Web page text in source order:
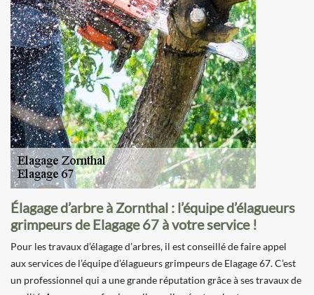
Élagage d’arbre à Zornthal : l’équipe d’élagueurs
grimpeurs de Elagage 67 à votre service !
Pour les travaux d’élagage d’arbres, il est conseillé de faire appel
aux services de l’équipe d’élagueurs grimpeurs de Elagage 67. C’est
un professionnel qui a une grande réputation grâce à ses travaux de